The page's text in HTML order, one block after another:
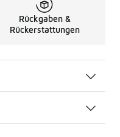
Rückgaben &
Rückerstattungen